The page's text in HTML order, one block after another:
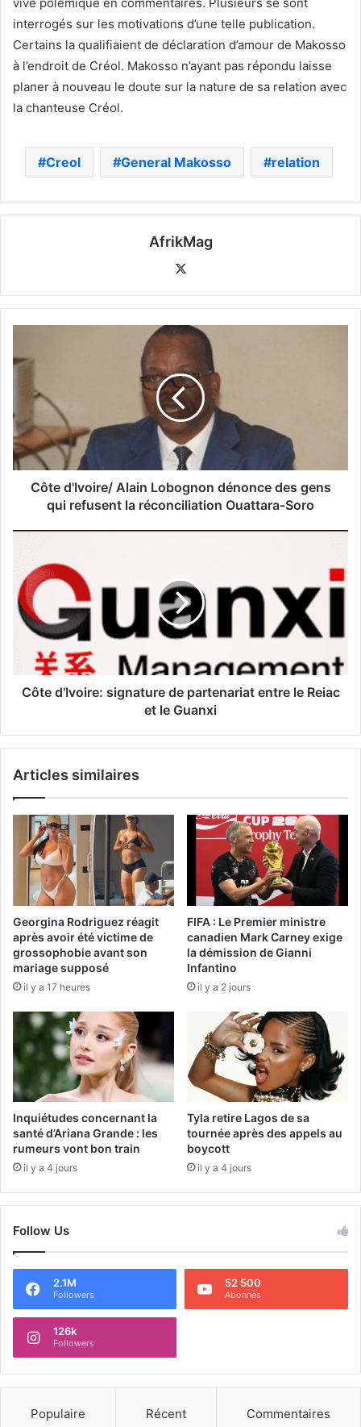
interrogés sur les motivations d’une telle publication.
Certains la qualifiaient de déclaration d’amour de Makosso
à l’endroit de Créol. Makosso n’ayant pas répondu laisse
planer à nouveau le doute sur la nature de sa relation avec
la chanteuse Créol.
Creol General Makosso relation
AfrikMag
Côte d'Ivoire/ Alain Lobognon dénonce des gens
qui refusent la réconciliation Ouattara-Soro
Côte d'Ivoire: signature de partenariat entre le Reiac
et le Guanxi
Articles similaires
Georgina Rodriguez réagit
après avoir été victime de
grossophobie avant son
mariage supposé
il y a 17 heures
FIFA : Le Premier ministre
canadien Mark Carney exige
la démission de Gianni
Infantino
il y a 2 jours
Inquiétudes concernant la
santé d’Ariana Grande : les
rumeurs vont bon train
il y a 4 jours
Tyla retire Lagos de sa
tournée après des appels au
boycott
il y a 4 jours
Follow Us
2.1M
Followers
52 500
Abonnés
126k
Followers
Populaire Récent Commentaires